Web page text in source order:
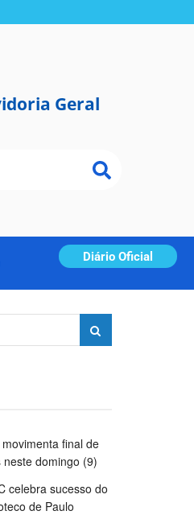
Geral
Diário Oficial
final de
domingo (9)
celebra sucesso do
de Paulo